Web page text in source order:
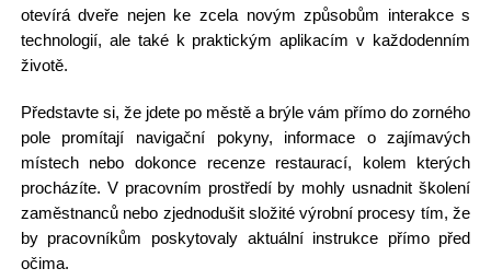
otevírá dveře nejen ke zcela novým způsobům interakce s
technologií, ale také k praktickým aplikacím v každodenním
životě.
Představte si, že jdete po městě a brýle vám přímo do zorného
pole promítají navigační pokyny, informace o zajímavých
místech nebo dokonce recenze restaurací, kolem kterých
procházíte. V pracovním prostředí by mohly usnadnit školení
zaměstnanců nebo zjednodušit složité výrobní procesy tím, že
by pracovníkům poskytovaly aktuální instrukce přímo před
očima.